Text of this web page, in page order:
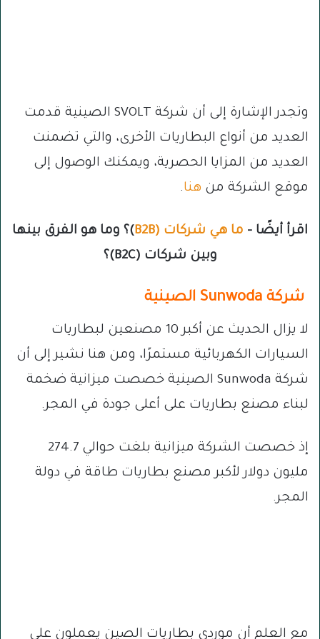
وتجدر الإشارة إلى أن شركة SVOLT الصينية قدمت
العديد من أنواع البطاريات الأخرى، والتي تضمنت
العديد من المزايا الحصرية، ويمكنك الوصول إلى
موقع الشركة من هنا.
اقرأ أيضًا – ما هي شركات (B2B
)؟ وما هو الفرق بينها
وبين شركات (B2C)؟
شركة Sunwoda الصينية
لا يزال الحديث عن أكبر 10 مصنعين لبطاريات
السيارات الكهربائية مستمرًا، ومن هنا نشير إلى أن
شركة Sunwoda الصينية خصصت ميزانية ضخمة
لبناء مصنع بطاريات على أعلى جودة في المجر.
إذ خصصت الشركة ميزانية بلغت حوالي 274.7
مليون دولار لأكبر مصنع بطاريات طاقة في دولة
المجر.
مع العلم أن موردي بطاريات الصين يعملون على